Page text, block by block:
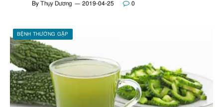
By Thụy Dương 2019-04-25 0
BỆNH THƯỜNG GẶP